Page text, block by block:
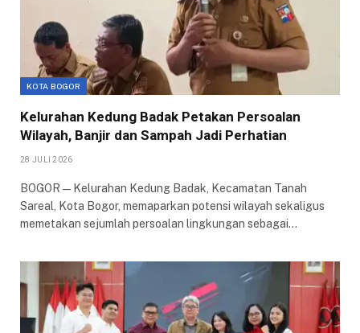
KOTA BOGOR
Kelurahan Kedung Badak Petakan Persoalan
Wilayah, Banjir dan Sampah Jadi Perhatian
28 JULI 2026
BOGOR — Kelurahan Kedung Badak, Kecamatan Tanah
Sareal, Kota Bogor, memaparkan potensi wilayah sekaligus
memetakan sejumlah persoalan lingkungan sebagai…